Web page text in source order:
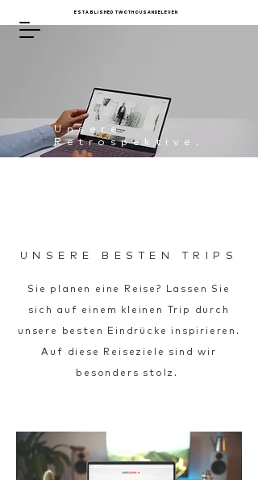
ESTABLISHED TWOTHOUSANDELEVEN
Unsere
Retrospektive.
UNSERE BESTEN TRIPS
Sie planen eine Reise? Lassen Sie
sich auf einem kleinen Trip durch
unsere besten Eindrücke inspirieren.
Auf diese Reiseziele sind wir
besonders stolz.